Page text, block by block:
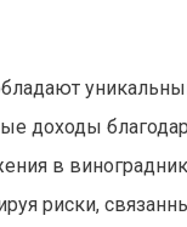
доходы
в
риски,